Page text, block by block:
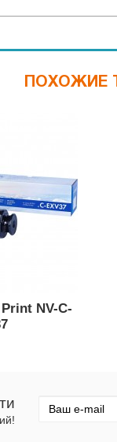
ПОХОЖИЕ
NV-C-